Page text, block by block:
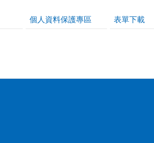
個人資料保護專區 表單下載